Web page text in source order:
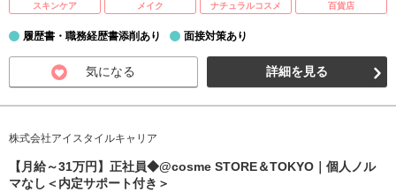
スキンケア
メイク ナチュラルコスメ 百貨店
履歴書・職務経歴書添削あり 面接対策あり
気になる 詳細を見る
株式会社アイスタイルキャリア
【月給～31万円】正社員◆@cosme STORE＆TOKYO｜個人ノル
マなし＜内定サポート付き＞